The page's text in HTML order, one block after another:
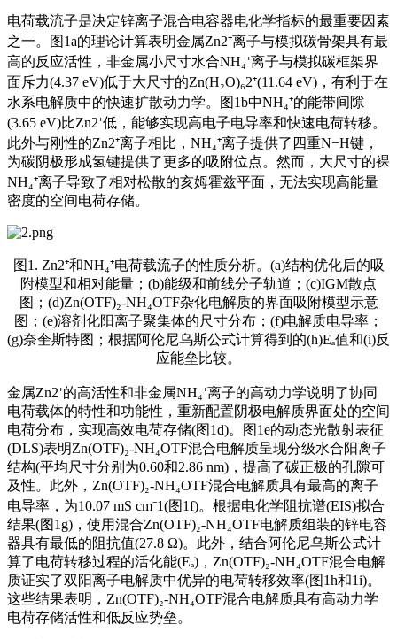
电荷载流子是决定锌离子混合电容器电化学指标的最重要因素
之一。图1a的理论计算表明金属Zn2⁺离子与模拟碳骨架具有最
高的反应活性，非金属小尺寸水合NH₄⁺离子与模拟碳框架界
面斥力(4.37 eV)低于大尺寸的Zn(H₂O)₆2⁺(11.64 eV)，有利于在
水系电解质中的快速扩散动力学。图1b中NH₄⁺的能带间隙
(3.65 eV)比Zn2⁺低，能够实现高电子电导率和快速电荷转移。
此外与刚性的Zn2⁺离子相比，NH₄⁺离子提供了四重N−H键，
为碳阴极形成氢键提供了更多的吸附位点。然而，大尺寸的裸
NH₄⁺离子导致了相对松散的亥姆霍兹平面，无法实现高能量
密度的空间电荷存储。
图1. Zn2⁺和NH₄⁺电荷载流子的性质分析。(a)结构优化后的吸
附模型和相对能量；(b)能级和前线分子轨道；(c)IGM散点
图；(d)Zn(OTF)₂-NH₄OTF杂化电解质的界面吸附模型示意
图；(e)溶剂化阳离子聚集体的尺寸分布；(f)电解质电导率；
(g)奈奎斯特图；根据阿伦尼乌斯公式计算得到的(h)Eₐ值和(i)反
应能垒比较。
金属Zn2⁺的高活性和非金属NH₄⁺离子的高动力学说明了协同
电荷载体的特性和功能性，重新配置阴极电解质界面处的空间
电荷分布，实现高效电荷存储(图1d)。图1e的动态光散射表征
(DLS)表明Zn(OTF)₂-NH₄OTF混合电解质呈现分级水合阳离子
结构(平均尺寸分别为0.60和2.86 nm)，提高了碳正极的孔隙可
及性。此外，Zn(OTF)₂-NH₄OTF混合电解质具有最高的离子
电导率，为10.07 mS cm⁻1(图1f)。根据电化学阻抗谱(EIS)拟合
结果(图1g)，使用混合Zn(OTF)₂-NH₄OTF电解质组装的锌电容
器具有最低的阻抗值(27.8 Ω)。此外，结合阿伦尼乌斯公式计
算了电荷转移过程的活化能(Eₐ)，Zn(OTF)₂-NH₄OTF混合电解
质证实了双阳离子电解质中优异的电荷转移效率(图1h和1i)。
这些结果表明，Zn(OTF)₂-NH₄OTF混合电解质具有高动力学
电荷存储活性和低反应势垒。